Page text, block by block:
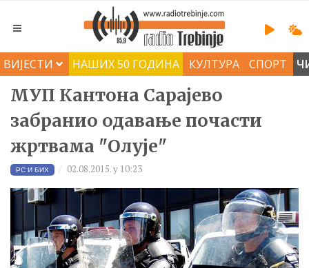
ВИЈЕСТИ НАШИХ 50 ГОДИНА КУЛТУРА СПОРТ
МУП Кантона Сарајево
забранио одавање почасти
жртвама "Олује"
РС И БИХ 02.08.2015. у 10:23